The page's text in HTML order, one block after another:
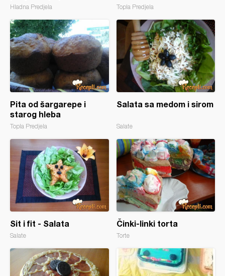
Hladna Predjela Topla Predjela
Pita od šargarepe i
starog hleba
Topla Predjela
Salata sa medom i sirom
Salate
Sit i fit - Salata
Salate
Činki-linki torta
Torte